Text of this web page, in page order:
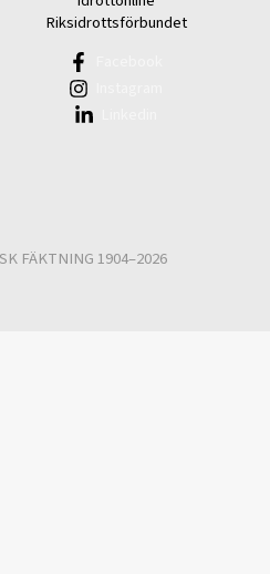
Riksidrottsförbundet
FÄKTNING 1904–2026